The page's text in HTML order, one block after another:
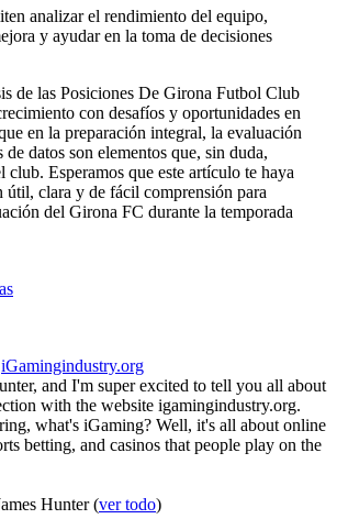
analizar el rendimiento del equipo,
y ayudar en la toma de decisiones
de las Posiciones De Girona Futbol Club
con desafíos y oportunidades en
en la preparación integral, la evaluación
de datos son elementos que, sin duda,
club. Esperamos que este artículo te haya
clara y de fácil comprensión para
del Girona FC durante la temporada
iGamingindustry.org
and I'm super excited to tell you all about
with the website igamingindustry.org.
what's iGaming? Well, it's all about online
betting, and casinos that people play on the
Hunter(ver todo)